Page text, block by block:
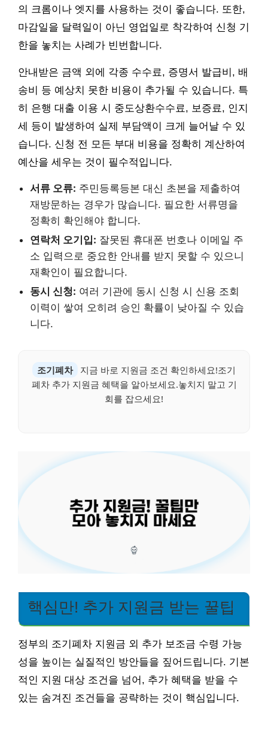
의 크롬이나 엣지를 사용하는 것이 좋습니다. 또한,
마감일을 달력일이 아닌 영업일로 착각하여 신청 기
한을 놓치는 사례가 빈번합니다.
안내받은 금액 외에 각종 수수료, 증명서 발급비, 배
송비 등 예상치 못한 비용이 추가될 수 있습니다. 특
히 은행 대출 이용 시 중도상환수수료, 보증료, 인지
세 등이 발생하여 실제 부담액이 크게 늘어날 수 있
습니다. 신청 전 모든 부대 비용을 정확히 계산하여
예산을 세우는 것이 필수적입니다.
서류 오류: 주민등록등본 대신 초본을 제출하여
재방문하는 경우가 많습니다. 필요한 서류명을
정확히 확인해야 합니다.
연락처 오기입: 잘못된 휴대폰 번호나 이메일 주
소 입력으로 중요한 안내를 받지 못할 수 있으니
재확인이 필요합니다.
동시 신청: 여러 기관에 동시 신청 시 신용 조회
이력이 쌓여 오히려 승인 확률이 낮아질 수 있습
니다.
조기폐차
지금 바로 지원금 조건 확인하세요!조기
폐차 추가 지원금 혜택을 알아보세요.놓치지 말고 기
회를 잡으세요!
핵심만! 추가 지원금 받는 꿀팁
정부의 조기폐차 지원금 외 추가 보조금 수령 가능
성을 높이는 실질적인 방안들을 짚어드립니다. 기본
적인 지원 대상 조건을 넘어, 추가 혜택을 받을 수
있는 숨겨진 조건들을 공략하는 것이 핵심입니다.